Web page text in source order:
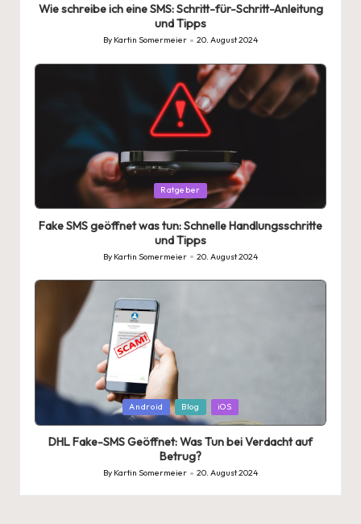
Wie schreibe ich eine SMS: Schritt-für-Schritt-Anleitung
und Tipps
Posted
By Kartin Somermeier 20. August 2024
Posted
in
Ratgeber
Fake SMS geöffnet was tun: Schnelle Handlungsschritte
und Tipps
Posted
by
By Kartin Somermeier 20. August 2024
Posted
in
Android Blog iOS
DHL Fake-SMS Geöffnet: Was Tun bei Verdacht auf
Betrug?
Posted
by
By Kartin Somermeier 20. August 2024